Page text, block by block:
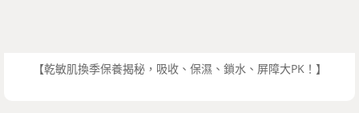
【乾敏肌換季保養揭秘，吸收、保濕、鎖水、屏障大PK！】